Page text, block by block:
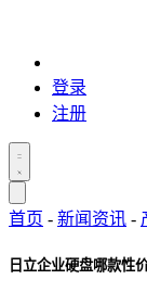
登录
注册
首页 - 新闻资讯 -
日立企业硬盘哪款性